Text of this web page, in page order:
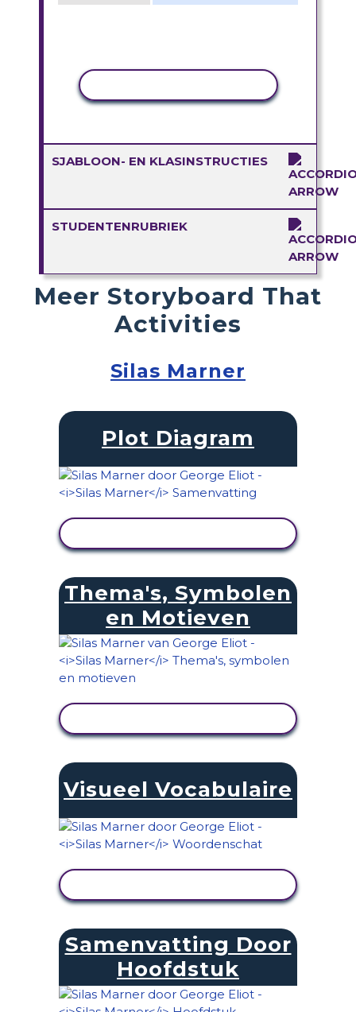
SJABLOON- EN KLASINSTRUCTIES
STUDENTENRUBRIEK
Meer Storyboard That
Activities
Silas Marner
Plot Diagram
Thema's, Symbolen
en Motieven
Visueel Vocabulaire
Samenvatting Door
Hoofdstuk